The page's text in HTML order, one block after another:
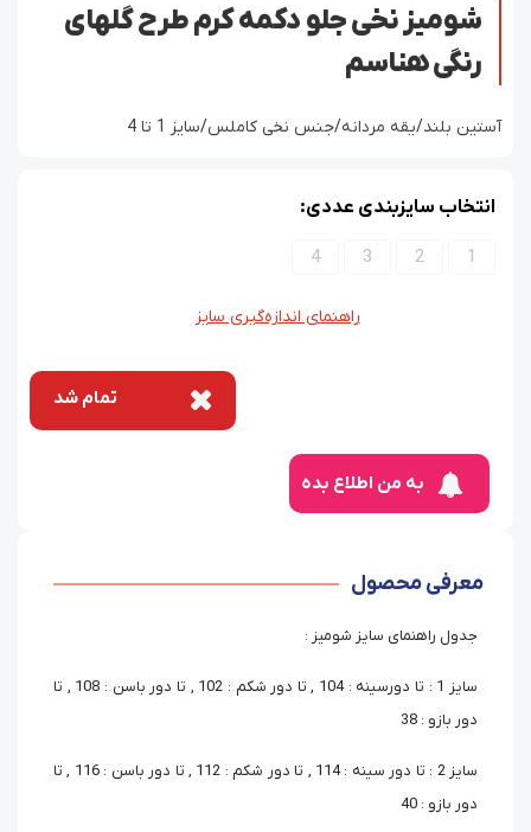
شومیز نخی جلو دکمه کرم طرح گلهای
رنگی هناسم
آستین بلند/یقه مردانه/جنس نخی کاملس/سایز 1 تا 4
انتخاب سایزبندی عددی:
1
2
3
4
راهنمای اندازه‌گیری سایز
تمام شد
به من اطلاع بده
معرفی محصول
جدول راهنمای سایز شومیز :
سایز 1 : تا دورسینه : 104 , تا دور شکم : 102 , تا دور باسن : 108 , تا
دور بازو : 38
سایز 2 : تا دور سینه : 114 , تا دور شکم : 112 , تا دور باسن : 116 , تا
دور بازو : 40